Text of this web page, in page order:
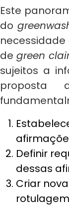
Este
do
de green
sujeitos a
proposta
Definir
dessas
Criar